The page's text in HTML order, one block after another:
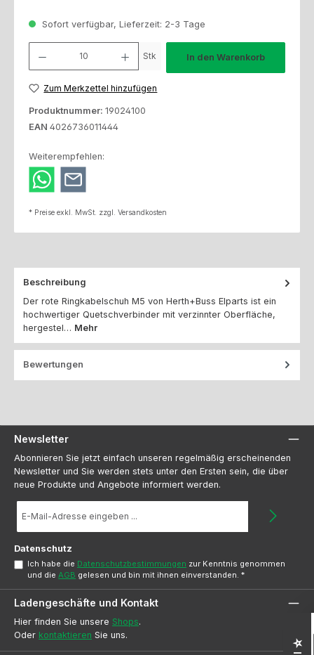
Sofort verfügbar, Lieferzeit: 2-3 Tage
Stk In den Warenkorb
Zum Merkzettel hinzufügen
Produktnummer: 19024100
EAN 4026736011444
Weiterempfehlen:
* Preise exkl. MwSt. zzgl. Versandkosten
Beschreibung
Der rote Ringkabelschuh M5 von Herth+Buss Elparts ist ein
hochwertiger Quetschverbinder mit verzinnter Oberfläche,
hergestel… Mehr
Bewertungen
Newsletter
Abonnieren Sie jetzt einfach unseren regelmäßig erscheinenden
Newsletter und Sie werden stets unter den Ersten sein, die über
neue Produkte und Angebote informiert werden.
Mail-
Datenschutz
Ich habe die Datenschutzbestimmungen zur Kenntnis genommen
und dieAGB gelesen und bin mit ihnen einverstanden.*
Ladengeschäfte und Kontakt
Hier finden Sie unsere Shops.
Oder kontaktieren Sie uns.